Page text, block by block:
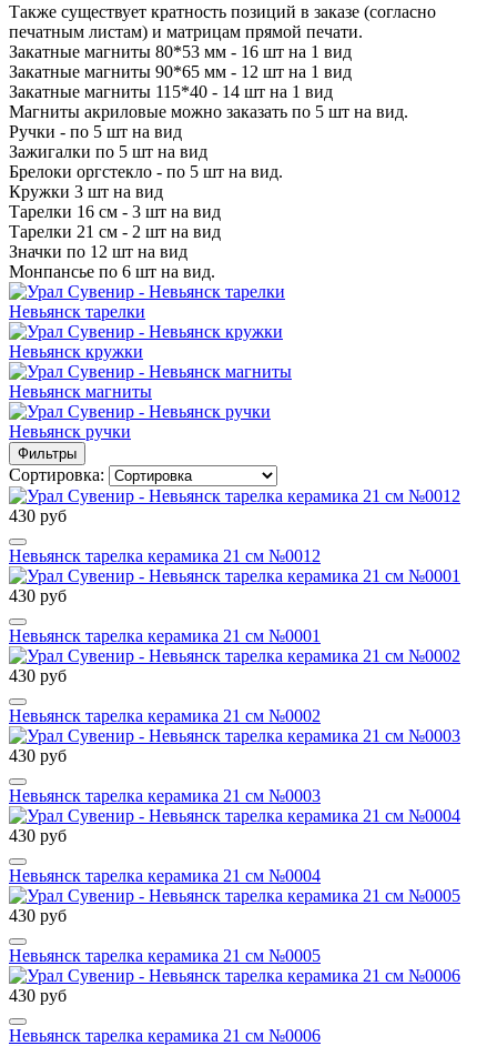
Также существует кратность позиций в заказе (согласно
печатным листам) и матрицам прямой печати.
Закатные магниты 80*53 мм - 16 шт на 1 вид
Закатные магниты 90*65 мм - 12 шт на 1 вид
Закатные магниты 115*40 - 14 шт на 1 вид
Магниты акриловые можно заказать по 5 шт на вид.
Ручки - по 5 шт на вид
Зажигалки по 5 шт на вид
Брелоки оргстекло - по 5 шт на вид.
Кружки 3 шт на вид
Тарелки 16 см - 3 шт на вид
Тарелки 21 см - 2 шт на вид
Значки по 12 шт на вид
Монпансье по 6 шт на вид.
Невьянск тарелки
Невьянск кружки
Невьянск магниты
Невьянск ручки
Фильтры
Сортировка:
430 руб
Невьянск тарелка керамика 21 см №0012
430 руб
Невьянск тарелка керамика 21 см №0001
430 руб
Невьянск тарелка керамика 21 см №0002
430 руб
Невьянск тарелка керамика 21 см №0003
430 руб
Невьянск тарелка керамика 21 см №0004
430 руб
Невьянск тарелка керамика 21 см №0005
430 руб
Невьянск тарелка керамика 21 см №0006